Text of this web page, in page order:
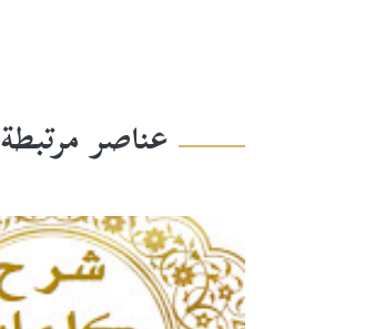
عناصر مرتبطة